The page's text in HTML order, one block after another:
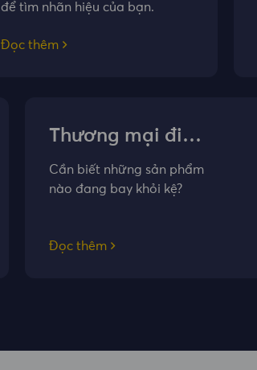
để tìm nhãn hiệu của bạn.
Đọc thêm
Thương mại điện
tử
Cần biết những sản phẩm
nào đang bay khỏi kệ?
Đọc thêm